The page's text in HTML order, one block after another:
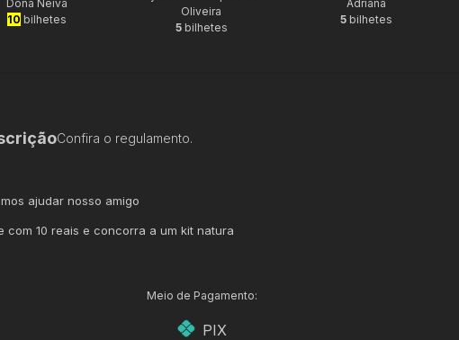
Dona Neiva
10 bilhetes
Oliveira
5bilhetes
Adriana
5bilhetes
Confira o regulamento.
ajudar nosso amigo
com 10 reais e concorra a um kit natura
Meio de Pagamento:
PIX